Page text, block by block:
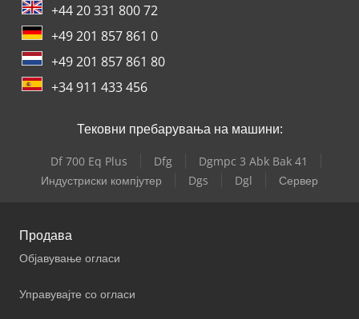
+44 20 331 800 72
+49 201 857 861 0
+49 201 857 861 80
+34 911 433 456
Тековни пребарувања на машини:
Df 700 Eq Plus Dfg
Dgmpc 3 Abk Bak 41
Индустриски компјутер
Dgs Dgl Сервер
Продава
Објавување огласи
Управувајте со огласи